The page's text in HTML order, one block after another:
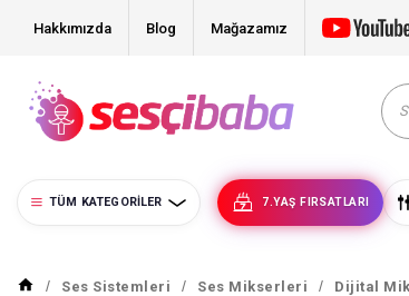
Hakkımızda Blog Mağazamız
TÜM KATEGORILER 7.YAŞ FIRSATLARI
Ses Sistemleri Ses Mikserleri Dijital